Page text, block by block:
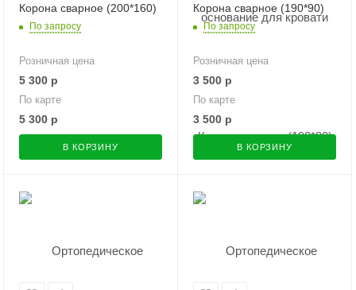
Корона сварное (200*160)
По запросу
Розничная цена
5 300 р
По карте
5 300 р
В КОРЗИНУ
Корона сварное (190*90)
По запросу
Розничная цена
3 500 р
По карте
3 500 р
В КОРЗИНУ